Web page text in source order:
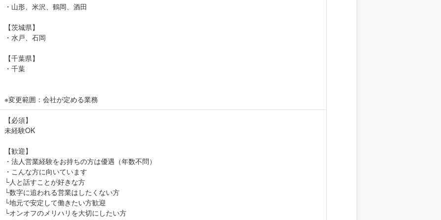
・山形、米沢、鶴岡、酒田
【茨城県】
・水戸、石岡
【千葉県】
・千葉
※変更範囲：会社が定める業務
【必須】
未経験OK
【歓迎】
・法人営業経験をお持ちの方は優遇（年数不問）
・こんな方に向いています
└人と話すことが好きな方
└数字に追われる営業はしたくない方
└地元で安定して働きたい方歓迎
└オンオフのメリハリを大切にしたい方